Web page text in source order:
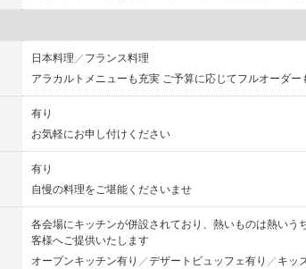
日本料理
フランス料理
アラカルトメニューも充実 ご予算に応じてフルオーダー
有り
お気軽にお申し付けください
有り
自慢の料理をご堪能くださいませ
各会場にキッチンが併設されており、熱いものは熱いう
客様へご提供いたします
オープンキッチン有り
デザートビュッフェ有り
キッ